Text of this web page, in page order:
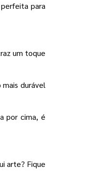
para
um toque
durável
por cima, é
arte? Fique